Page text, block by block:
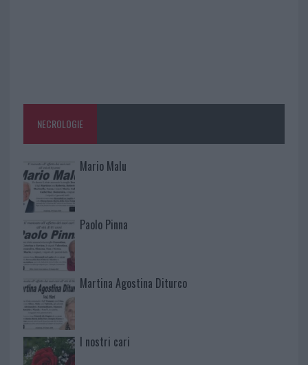
NECROLOGIE
Mario Malu
Paolo Pinna
Martina Agostina Diturco
I nostri cari